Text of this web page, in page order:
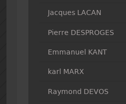
Jacques LACAN
Pierre DESPROGES
Emmanuel KANT
karl MARX
Raymond DEVOS